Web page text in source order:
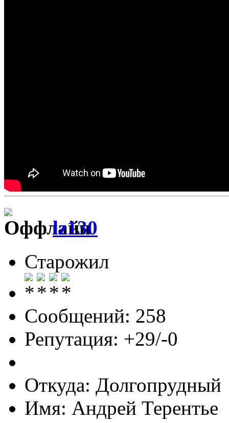
lz130
Старожил
Сообщений: 258
Репутация: +29/-0
Откуда: Долгопрудный
Имя: Андрей Терентье